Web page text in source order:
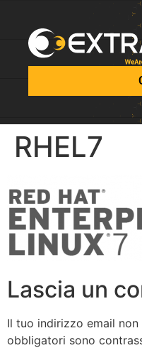
RHEL7
Lascia un
Il tuo indirizzo email
obbligatori sono